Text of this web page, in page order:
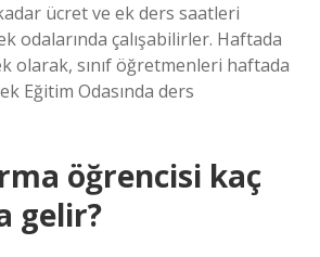
ücret ve ek ders saatleri
odalarında çalışabilirler. Haftada
olarak, sınıf öğretmenleri haftada
Eğitim Odasında ders
öğrencisi kaç
gelir?